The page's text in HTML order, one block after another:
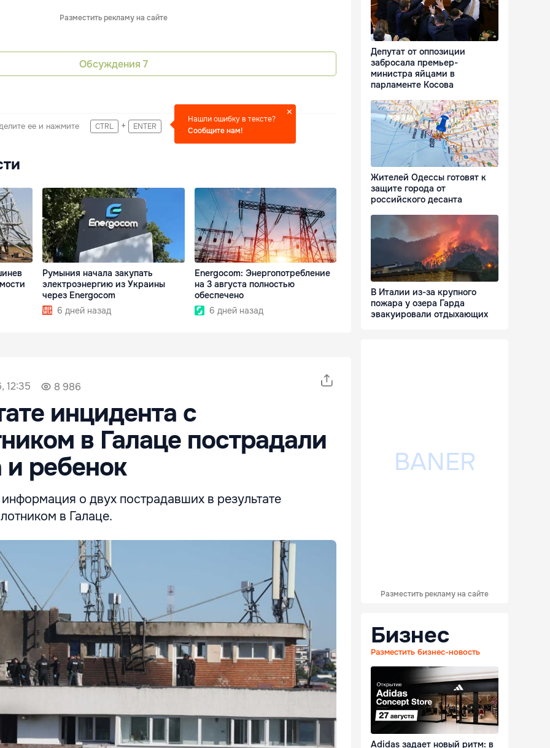
Разместить рекламу на сайте
Обсуждения 7
ее и нажмите CTRL + ENTER
Нашли ошибку в тексте?
Сообщите нам!
Румыния начала закупать
электроэнергию из Украины
через Energocom
6 дней назад
Energocom: Энергопотребление
на 3 августа полностью
обеспечено
6 дней назад
12:35 8 986
инцидента с
в Галаце пострадали
ребенок
о двух пострадавших в результате
в Галаце.
Депутат от оппозиции
забросала премьер-
министра яйцами в
парламенте Косова
Жителей Одессы готовят к
защите города от
российского десанта
В Италии из-за крупного
пожара у озера Гарда
эвакуировали отдыхающих
Разместить рекламу на сайте
Бизнес
Разместить бизнес-новость
Adidas задает новый ритм: в